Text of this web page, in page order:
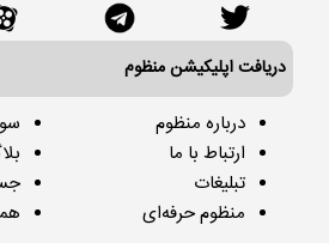
دریافت اپلیکیشن منظوم
درباره منظوم
ارتباط با ما
تبلیغات
منظوم حرفه‌ای